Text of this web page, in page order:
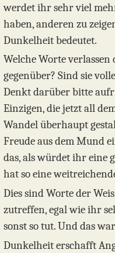
werdet ihr sehr viel
haben, anderen zu
Dunkelheit bedeutet.
Welche Worte
gegenüber? Sind sie
Denkt darüber bitte
Einzigen, die jetzt all
Wandel überhaupt
Freude aus dem Mund
das, als würdet ihr eine
hat so eine
Dies sind Worte der
zutreffen, egal wie ihr
sonst so tut. Und das
Dunkelheit erschafft